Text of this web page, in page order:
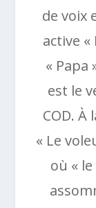
de voix
active
« Papa
est le
COD. À
« Le
où «